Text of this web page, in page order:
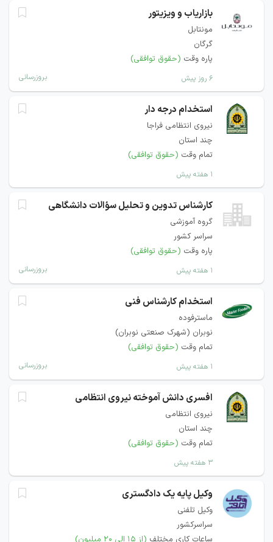
بازاریاب و ویزیتور
مونتابل
گرگان
پاره وقت (حقوق توافقی)
۶ روز پیش بروزرسانی
استخدام درجه دار
نیروی انتظامی فراجا
چند استان
تمام وقت (حقوق توافقی)
۱ هفته پیش
کارشناس تدوین و تحلیل سؤالات دانشگاهی
گروه آموزشی
سراسر کشور
پاره وقت (حقوق توافقی)
۱ هفته پیش بروزرسانی
استخدام کارشناس فنی
ماسترفوده
نوبران (شهرک صنعتی نوبران)
تمام وقت (حقوق توافقی)
۱ هفته پیش بروزرسانی
افسری دانش آموخته نیروی انتظامی
نیروی انتظامی
چند استان
تمام وقت (حقوق توافقی)
۳ هفته پیش
وکیل پایه یک دادگستری
وکیل تلفنی
سراسرکشور
ساعات کاری مختلف (از ۱۵ الی ۲۰ میلیون)